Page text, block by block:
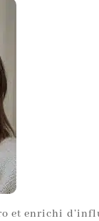
et enrichi